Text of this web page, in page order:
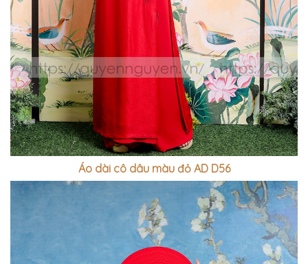
Áo dài cô dâu màu đỏ AD D56